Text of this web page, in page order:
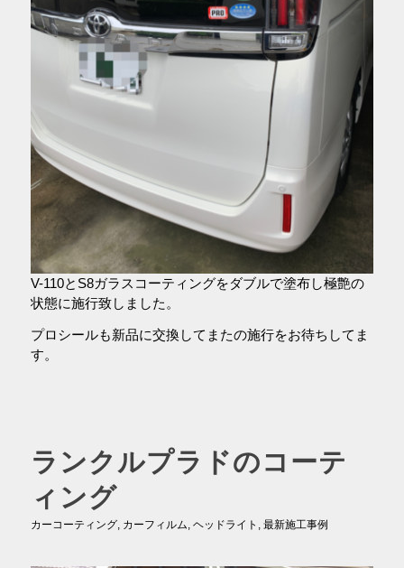
V-110とS8ガラスコーティングをダブルで塗布し極艶の
状態に施行致しました。
プロシールも新品に交換してまたの施行をお待ちしてま
す。
ランクルプラドのコーテ
ィング
カーコーティング, カーフィルム ヘッドライト 最新施工事例